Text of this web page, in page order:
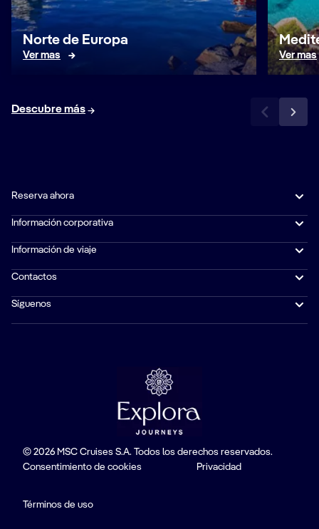
Norte de Europa
Ver mas Ver mas
Descubre más
Reserva ahora
Información corporativa
Información de viaje
Contactos
Síguenos
© 2026 MSC Cruises S.A. Todos los derechos reservados.
Consentimiento de cookies
Privacidad
Términos de uso